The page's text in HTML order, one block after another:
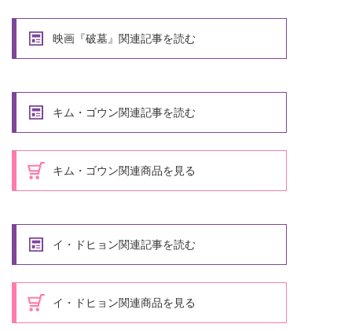
映画『破墓』関連記事を読む
キム・ゴウン関連記事を読む
キム・ゴウン関連商品を見る
イ・ドヒョン関連記事を読む
イ・ドヒョン関連商品を見る